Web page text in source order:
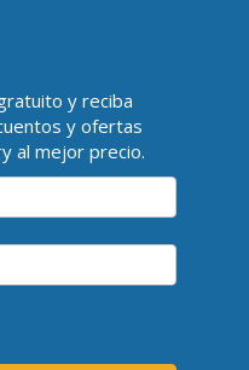
y reciba
y ofertas
al mejor precio.